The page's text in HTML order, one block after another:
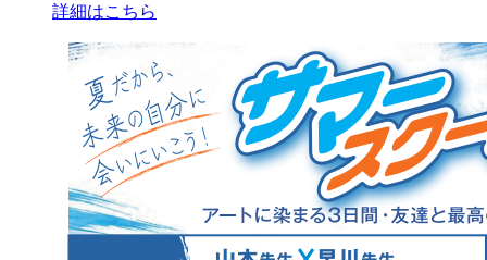
詳細はこちら